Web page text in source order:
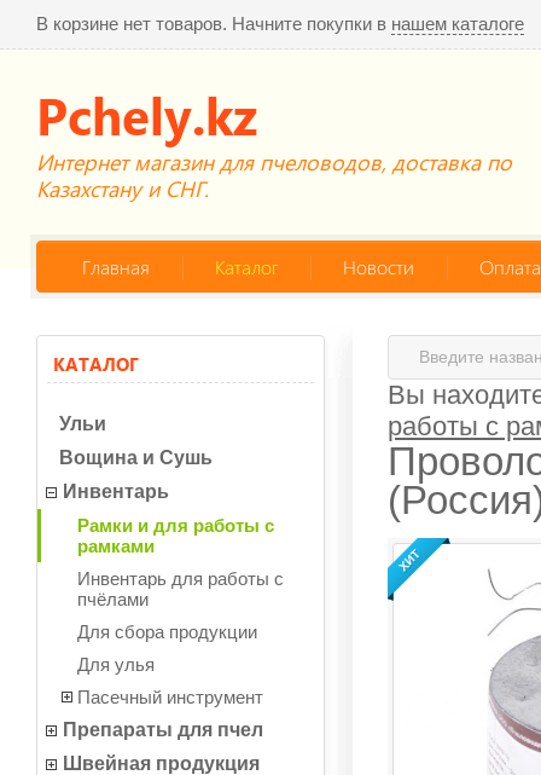
В корзине нет товаров. Начните покупки в нашем каталоге
Pchely.kz
Интернет магазин для пчеловодов, доставка по
Казахстану и СНГ.
Главная Каталог Новости
КАТАЛОГ
Ульи
Вощина и Сушь
Инвентарь
Рамки и для работы с
рамками
Инвентарь для работы с
пчёлами
Для сбора продукции
Для улья
Пасечный инструмент
Препараты для пчел
Швейная продукция
Вы
работы с